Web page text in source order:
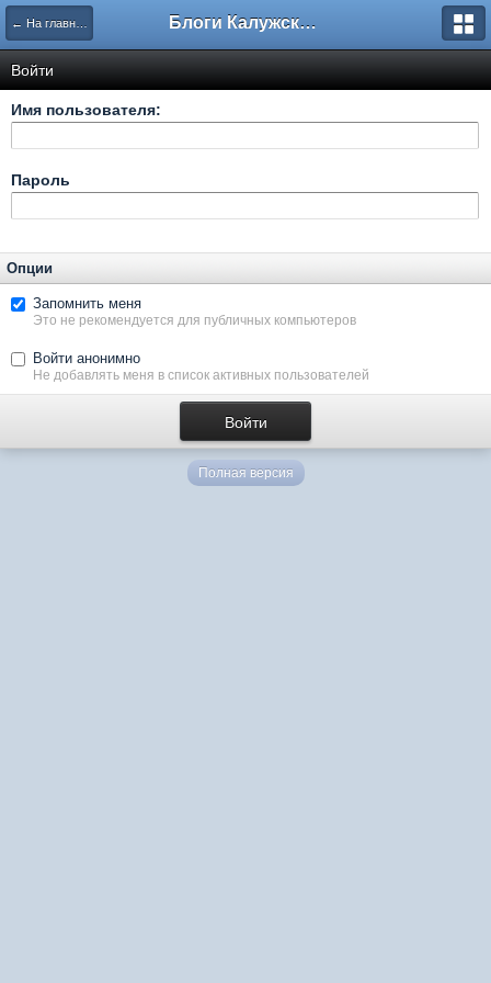
← На главную Блоги Калужского перекрестка
Войти
Имя пользователя:
Пароль
Опции
Запомнить меня
Это не рекомендуется для публичных компьютеров
Войти анонимно
Не добавлять меня в список активных пользователей
Полная версия